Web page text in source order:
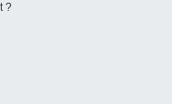
?